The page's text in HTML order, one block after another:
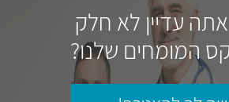
עדיין לא חלק
המומחים שלנו?